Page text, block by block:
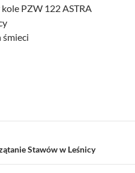
PZW 122 ASTRA
śmieci
Stawów w Leśnicy